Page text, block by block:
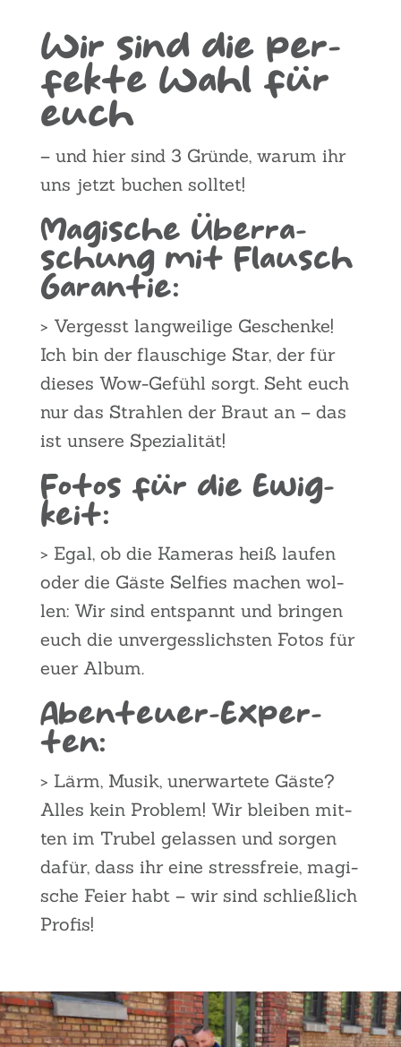
Wir sind die per­
fek­te Wahl für
euch
– und hier sind 3 Grün­de, war­um ihr
uns jetzt buchen soll­tet!
Magi­sche Über­ra­
schung mit Flausch
Garan­tie:
> Ver­gesst lang­wei­li­ge Geschen­ke!
Ich bin der flau­schi­ge Star, der für
die­ses Wow-Gefühl sorgt. Seht euch
nur das Strah­len der Braut an – das
ist unse­re Spe­zia­li­tät!
Fotos für die Ewig­
keit:
> Egal, ob die Kame­ras heiß lau­fen
oder die Gäs­te Sel­fies machen wol­
len: Wir sind ent­spannt und brin­gen
euch die unver­gess­lichs­ten Fotos für
euer Album.
Aben­teu­er-Exper­
ten:
> Lärm, Musik, uner­war­te­te Gäs­te?
Alles kein Pro­blem! Wir blei­ben mit­
ten im Tru­bel gelas­sen und sor­gen
dafür, dass ihr eine stress­freie, magi­
sche Fei­er habt – wir sind schließ­lich
Pro­fis!